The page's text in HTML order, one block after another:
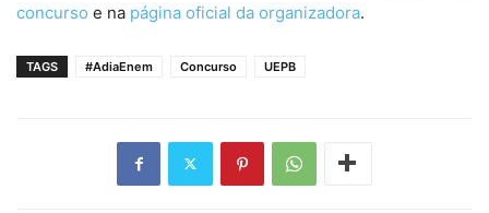
concurso e na página oficial da organizadora.
TAGS #AdiaEnem Concurso UEPB